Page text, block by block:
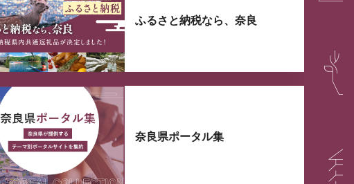
ふるさと納税なら、奈良
奈良県ポータル集